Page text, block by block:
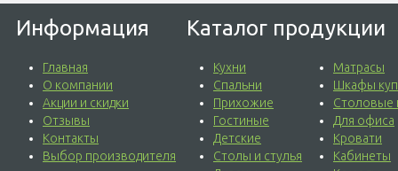
Информация Каталог продукции
Главная
О компании
Акции и скидки
Отзывы
Контакты
Выбор производителя
Кухни
Спальни
Прихожие
Гостиные
Детские
Столы и стулья
Матрасы
Шкафы
Столовые
Для офиса
Кровати
Кабинеты